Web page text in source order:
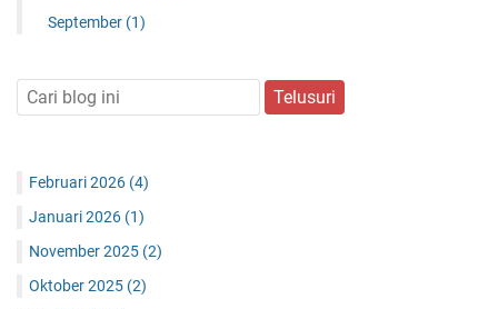
September (1)
Februari 2026 (4)
Januari 2026 (1)
November 2025 (2)
Oktober 2025 (2)